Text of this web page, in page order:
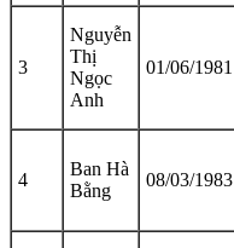
3
Nguyễn
Thị
Ngọc
Anh
01/06/1981
4
Ban Hà
Bằng
08/03/1983